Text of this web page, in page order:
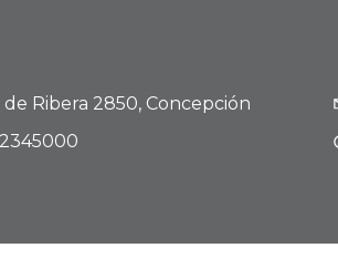
de Ribera 2850, Concepción
2345000